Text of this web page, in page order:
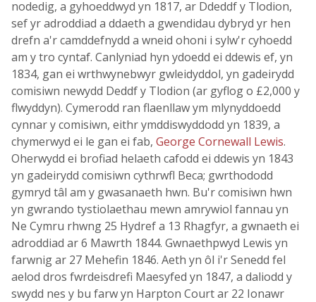
nodedig, a gyhoeddwyd yn 1817, ar Ddeddf y Tlodion,
sef yr adroddiad a ddaeth a gwendidau dybryd yr hen
drefn a'r camddefnydd a wneid ohoni i sylw'r cyhoedd
am y tro cyntaf. Canlyniad hyn ydoedd ei ddewis ef, yn
1834, gan ei wrthwynebwyr gwleidyddol, yn gadeirydd
comisiwn newydd Deddf y Tlodion (ar gyflog o £2,000 y
flwyddyn). Cymerodd ran flaenllaw ym mlynyddoedd
cynnar y comisiwn, eithr ymddiswyddodd yn 1839, a
chymerwyd ei le gan ei fab, George Cornewall Lewis.
Oherwydd ei brofiad helaeth cafodd ei ddewis yn 1843
yn gadeirydd comisiwn cythrwfl Beca; gwrthododd
gymryd tâl am y gwasanaeth hwn. Bu'r comisiwn hwn
yn gwrando tystiolaethau mewn amrywiol fannau yn
Ne Cymru rhwng 25 Hydref a 13 Rhagfyr, a gwnaeth ei
adroddiad ar 6 Mawrth 1844. Gwnaethpwyd Lewis yn
farwnig ar 27 Mehefin 1846. Aeth yn ôl i'r Senedd fel
aelod dros fwrdeisdrefi Maesyfed yn 1847, a daliodd y
swydd nes y bu farw yn Harpton Court ar 22 Ionawr